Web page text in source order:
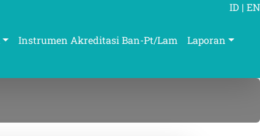
Instrumen Akreditasi Ban-Pt/Lam Laporan
ID | EN